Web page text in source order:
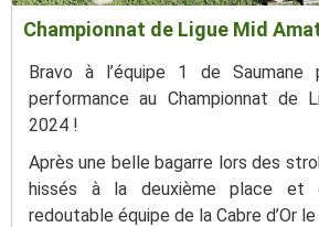
Championnat de Ligue Mid
Bravo à l’équipe 1 de Saumane
performance au Championnat de
2024 !
Après une belle bagarre lors des
hissés à la deuxième place et
redoutable équipe de la Cabre d’Or le